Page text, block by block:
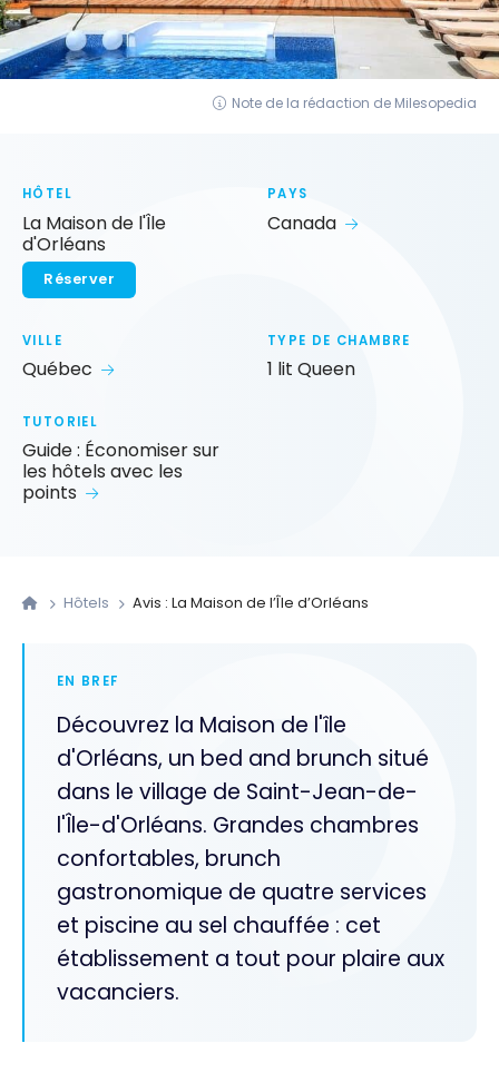
Note de la rédaction de Milesopedia
HÔTEL
La Maison de l'Île
d'Orléans
Réserver
PAYS
Canada
VILLE
Québec
TYPE DE CHAMBRE
1 lit Queen
TUTORIEL
Guide : Économiser sur
les hôtels avec les
points
Hôtels Avis : La Maison de l’Île d’Orléans
EN BREF
Découvrez la Maison de l'île
d'Orléans, un bed and brunch situé
dans le village de Saint-Jean-de-
l'Île-d'Orléans. Grandes chambres
confortables, brunch
gastronomique de quatre services
et piscine au sel chauffée : cet
établissement a tout pour plaire aux
vacanciers.